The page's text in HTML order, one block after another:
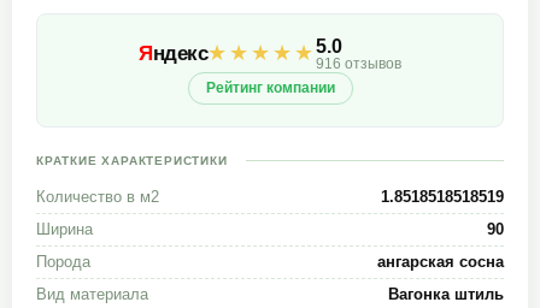
Яндекс★★★★★5.0
916 отзывов
Рейтинг компании
КРАТКИЕ ХАРАКТЕРИСТИКИ
Количество в м2
1.8518518518519
Ширина
90
Порода
ангарская сосна
Вид материала
Вагонка штиль